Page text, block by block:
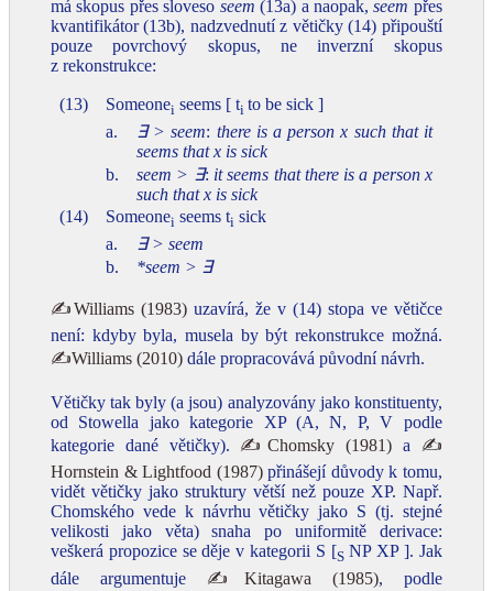
má skopus přes sloveso seem (13a) a naopak,seem přes
kvantifikátor (13b), nadzvednutí z větičky (14) připouští
pouze povrchový skopus, ne inverzní skopus
z rekonstrukce:
(13) Someonei seems [ ti to be sick ]
a.
∃ > seem: there is a person x such that it
seems that x is sick
b.
seem > ∃: it seems that there is a person x
such that x is sick
(14)
Someonei seems ti sick
a.
∃ > seem
b.
*seem > ∃
✍Williams (1983)uzavírá, že v (14) stopa ve větičce
není: kdyby byla, musela by být rekonstrukce možná.
✍Williams (2010) dále propracovává původní návrh.
Větičky tak byly (a jsou) analyzovány jako konstituenty,
od Stowella jako kategorie XP (A, N, P, V podle
kategorie dané větičky). ✍Chomsky (1981) a ✍
Hornstein & Lightfood (1987)přinášejí důvody k tomu,
vidět větičky jako struktury větší než pouze XP. Např.
Chomského vede k návrhu větičky jako S (tj. stejné
velikosti jako věta) snaha po uniformitě derivace:
veškerá propozice se děje v kategorii S [S NP XP ]. Jak
dále argumentuje ✍Kitagawa (1985), podle